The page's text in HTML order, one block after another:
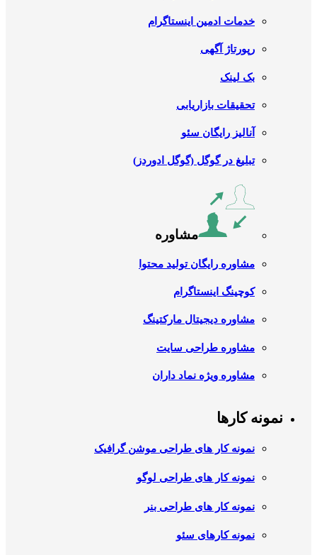
خدمات ادمین اینستاگرام
رپورتاژ آگهی
بک لینک
تحقیقات بازاریابی
آنالیز رایگان سئو
تبلیغ در گوگل (گوگل ادوردز)
مشاوره
مشاوره رایگان تولید محتوا
کوچینگ اینستاگرام
مشاوره دیجیتال مارکتینگ
مشاوره طراحی سایت
مشاوره ویژه نماد داران
نمونه کارها
نمونه کار های طراحی موشن گرافیک
نمونه کار های طراحی لوگو
نمونه کار های طراحی بنر
نمونه کارهای سئو